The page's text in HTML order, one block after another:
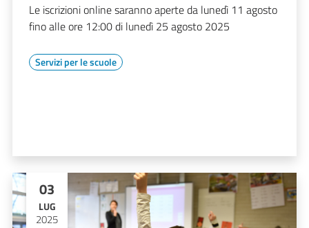
Le iscrizioni online saranno aperte da lunedì 11 agosto
fino alle ore 12:00 di lunedì 25 agosto 2025
Servizi per le scuole
03
LUG
2025